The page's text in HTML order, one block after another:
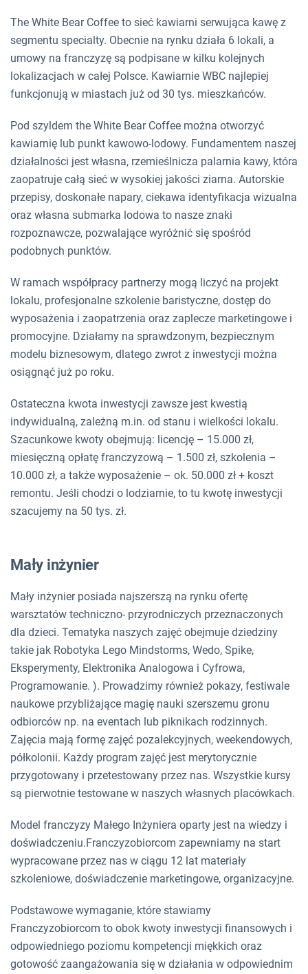
The White Bear Coffee to sieć kawiarni serwująca kawę z
segmentu specialty. Obecnie na rynku działa 6 lokali, a
umowy na franczyzę są podpisane w kilku kolejnych
lokalizacjach w całej Polsce. Kawiarnie WBC najlepiej
funkcjonują w miastach już od 30 tys. mieszkańców.
Pod szyldem the White Bear Coffee można otworzyć
kawiarnię lub punkt kawowo-lodowy. Fundamentem naszej
działalności jest własna, rzemieślnicza palarnia kawy, która
zaopatruje całą sieć w wysokiej jakości ziarna. Autorskie
przepisy, doskonałe napary, ciekawa identyfikacja wizualna
oraz własna submarka lodowa to nasze znaki
rozpoznawcze, pozwalające wyróżnić się spośród
podobnych punktów.
W ramach współpracy partnerzy mogą liczyć na projekt
lokalu, profesjonalne szkolenie baristyczne, dostęp do
wyposażenia i zaopatrzenia oraz zaplecze marketingowe i
promocyjne. Działamy na sprawdzonym, bezpiecznym
modelu biznesowym, dlatego zwrot z inwestycji można
osiągnąć już po roku.
Ostateczna kwota inwestycji zawsze jest kwestią
indywidualną, zależną m.in. od stanu i wielkości lokalu.
Szacunkowe kwoty obejmują: licencję – 15.000 zł,
miesięczną opłatę franczyzową – 1.500 zł, szkolenia –
10.000 zł, a także wyposażenie – ok. 50.000 zł + koszt
remontu. Jeśli chodzi o lodziarnie, to tu kwotę inwestycji
szacujemy na 50 tys. zł.
Mały inżynier
Mały inżynier posiada najszerszą na rynku ofertę
warsztatów techniczno- przyrodniczych przeznaczonych
dla dzieci. Tematyka naszych zajęć obejmuje dziedziny
takie jak Robotyka Lego Mindstorms, Wedo, Spike,
Eksperymenty, Elektronika Analogowa i Cyfrowa,
Programowanie. ). Prowadzimy również pokazy, festiwale
naukowe przybliżające magię nauki szerszemu gronu
odbiorców np. na eventach lub piknikach rodzinnych.
Zajęcia mają formę zajęć pozalekcyjnych, weekendowych,
półkolonii. Każdy program zajęć jest merytorycznie
przygotowany i przetestowany przez nas. Wszystkie kursy
są pierwotnie testowane w naszych własnych placówkach.
Model franczyzy Małego Inżyniera oparty jest na wiedzy i
doświadczeniu.Franczyzobiorcom zapewniamy na start
wypracowane przez nas w ciągu 12 lat materiały
szkoleniowe, doświadczenie marketingowe, organizacyjne.
Podstawowe wymaganie, które stawiamy
Franczyzobiorcom to obok kwoty inwestycji finansowych i
odpowiedniego poziomu kompetencji miękkich oraz
gotowość zaangażowania się w działania w odpowiednim